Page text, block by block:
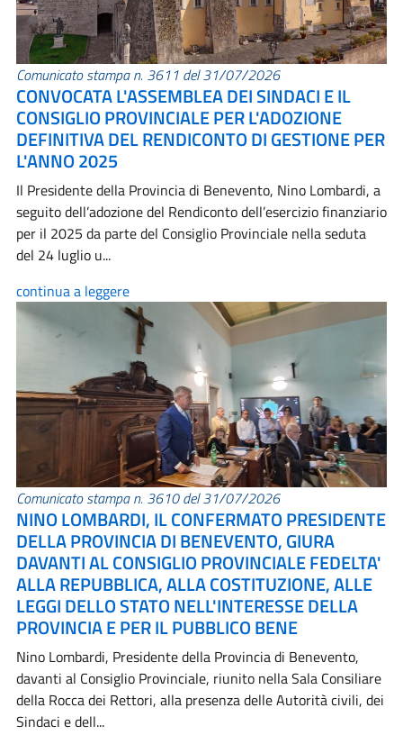
Comunicato stampa n. 3611 del 31/07/2026
CONVOCATA L'ASSEMBLEA DEI SINDACI E IL
CONSIGLIO PROVINCIALE PER L'ADOZIONE
DEFINITIVA DEL RENDICONTO DI GESTIONE PER
L'ANNO 2025
Il Presidente della Provincia di Benevento, Nino Lombardi, a
seguito dell’adozione del Rendiconto dell’esercizio finanziario
per il 2025 da parte del Consiglio Provinciale nella seduta
del 24 luglio u...
continua a leggere
Comunicato stampa n. 3610 del 31/07/2026
NINO LOMBARDI, IL CONFERMATO PRESIDENTE
DELLA PROVINCIA DI BENEVENTO, GIURA
DAVANTI AL CONSIGLIO PROVINCIALE FEDELTA'
ALLA REPUBBLICA, ALLA COSTITUZIONE, ALLE
LEGGI DELLO STATO NELL'INTERESSE DELLA
PROVINCIA E PER IL PUBBLICO BENE
Nino Lombardi, Presidente della Provincia di Benevento,
davanti al Consiglio Provinciale, riunito nella Sala Consiliare
della Rocca dei Rettori, alla presenza delle Autorità civili, dei
Sindaci e dell...